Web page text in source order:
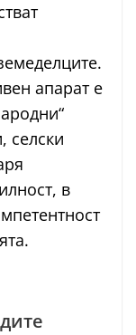
апарат е
селски
в